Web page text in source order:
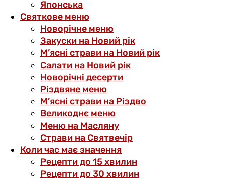
Японська
Святкове меню
Новорічне меню
Закуски на Новий рік
М’ясні страви на Новий рік
Салати на Новий рік
Новорічні десерти
Різдвяне меню
М’ясні страви на Різдво
Великоднє меню
Меню на Масляну
Страви на Святвечір
Коли час має значення
Рецепти до 15 хвилин
Рецепти до 30 хвилин